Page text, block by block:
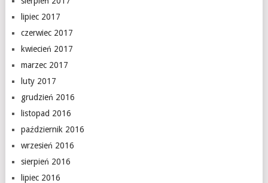
lipiec 2017
czerwiec 2017
kwiecień 2017
marzec 2017
luty 2017
grudzień 2016
listopad 2016
październik 2016
wrzesień 2016
sierpień 2016
lipiec 2016